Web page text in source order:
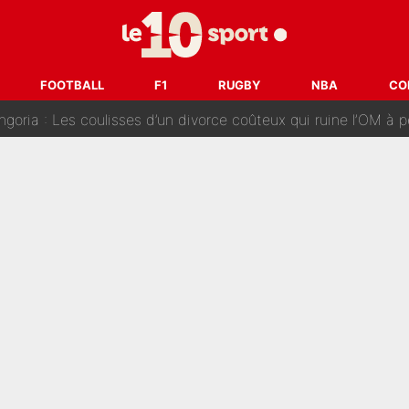
FOOTBALL F1 RUGBY NBA
liste, Zidane a décidé d’accueillir une nouvelle tête en
Jr, la surprise qui n'en est pas une...
: Les coulisses d’un divorce coûteux qui ruine l’OM à